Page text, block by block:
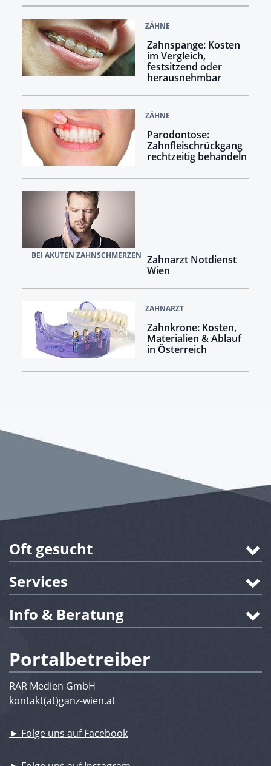
ZÄHNE
Zahnspange: Kosten
im Vergleich,
festsitzend oder
herausnehmbar
ZÄHNE
Parodontose:
Zahnfleischrückgang
rechtzeitig behandeln
BEI AKUTEN ZAHNSCHMERZEN Zahnarzt Notdienst
Wien
ZAHNARZT
Zahnkrone: Kosten,
Materialien & Ablauf
in Österreich
Oft gesucht
Services
Info & Beratung
Portalbetreiber
RAR Medien GmbH
kontakt(at)ganz-wien.at
► Folge uns auf Facebook